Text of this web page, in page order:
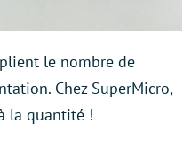
le nombre de
Chez SuperMicro,
la quantité !